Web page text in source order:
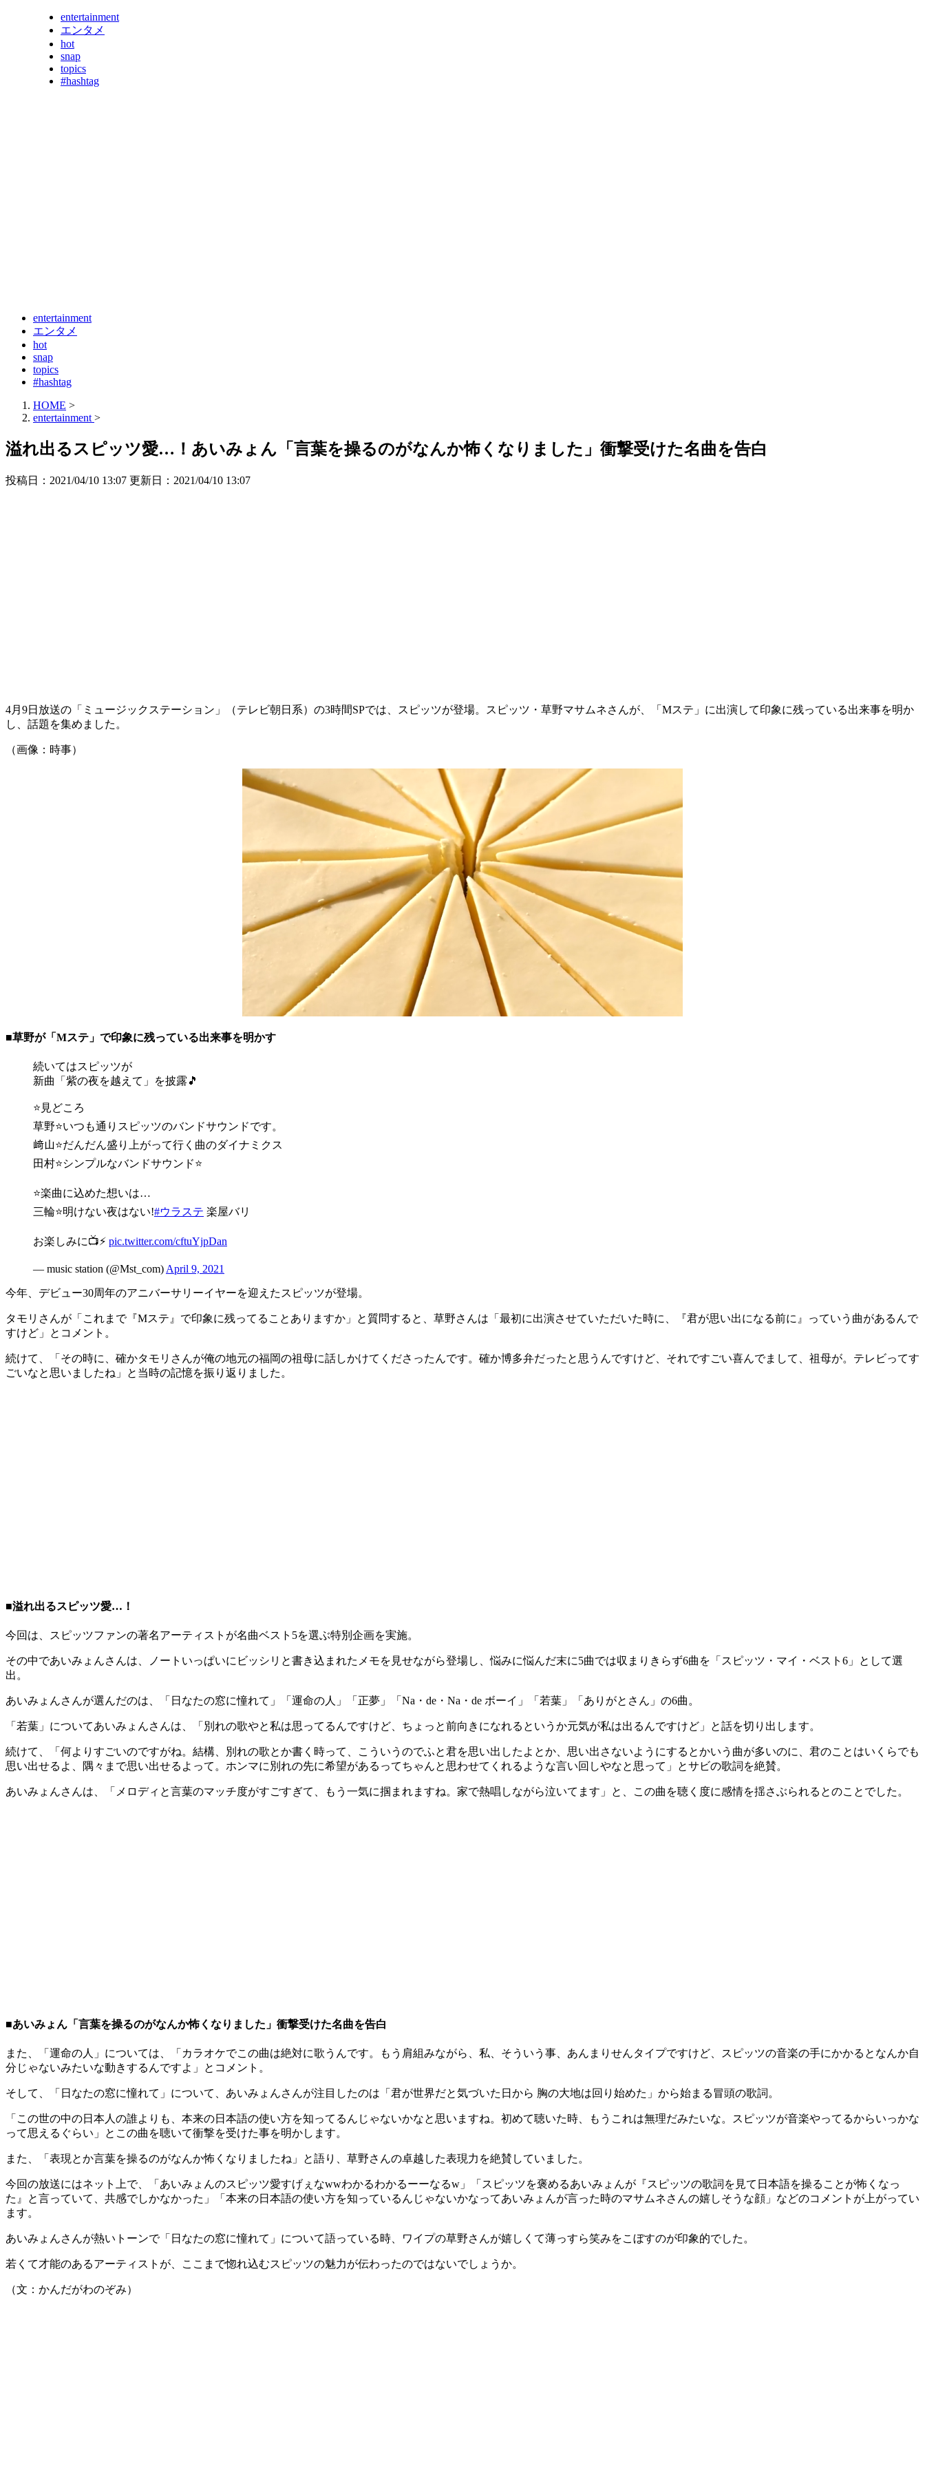
entertainment
エンタメ
hot
snap
topics
#hashtag
entertainment
エンタメ
hot
snap
topics
#hashtag
HOME >
entertainment >
溢れ出るスピッツ愛…！あいみょん「言葉を操るのがなんか怖くなりました」衝撃受けた名曲を告白
投稿日：2021/04/10 13:07 更新日： 2021/04/10 13:07
4月9日放送の「ミュージックステーション」（テレビ朝日系）の3時間SPでは、スピッツが登場。スピッツ・草野マサムネさんが、「Mステ」に出演して印象に残っている出来事を明か
し、話題を集めました。
（画像：時事）
■草野が「Mステ」で印象に残っている出来事を明かす
続いてはスピッツが
新曲「紫の夜を越えて」を披露🎵
⭐見どころ
草野⭐いつも通りスピッツのバンドサウンドです。
﨑山⭐だんだん盛り上がって行く曲のダイナミクス
田村⭐シンプルなバンドサウンド⭐
⭐楽曲に込めた想いは…
三輪⭐明けない夜はない!#ウラステ 楽屋バリ
お楽しみに📺⚡ pic.twitter.com/cftuYjpDan
— music station (@Mst_com) April 9, 2021
今年、デビュー30周年のアニバーサリーイヤーを迎えたスピッツが登場。
タモリさんが「これまで『Mステ』で印象に残ってることありますか」と質問すると、草野さんは「最初に出演させていただいた時に、『君が思い出になる前に』っていう曲があるんで
すけど」とコメント。
続けて、「その時に、確かタモリさんが俺の地元の福岡の祖母に話しかけてくださったんです。確か博多弁だったと思うんですけど、それですごい喜んでまして、祖母が。テレビってす
ごいなと思いましたね」と当時の記憶を振り返りました。
■溢れ出るスピッツ愛…！
今回は、スピッツファンの著名アーティストが名曲ベスト5を選ぶ特別企画を実施。
その中であいみょんさんは、ノートいっぱいにビッシリと書き込まれたメモを見せながら登場し、悩みに悩んだ末に5曲では収まりきらず6曲を「スピッツ・マイ・ベスト6」として選
出。
あいみょんさんが選んだのは、「日なたの窓に憧れて」「運命の人」「正夢」「Na・de・Na・de ボーイ」「若葉」「ありがとさん」の6曲。
「若葉」についてあいみょんさんは、「別れの歌やと私は思ってるんですけど、ちょっと前向きになれるというか元気が私は出るんですけど」と話を切り出します。
続けて、「何よりすごいのですがね。結構、別れの歌とか書く時って、こういうのでふと君を思い出したよとか、思い出さないようにするとかいう曲が多いのに、君のことはいくらでも
思い出せるよ、隅々まで思い出せるよって。ホンマに別れの先に希望があるってちゃんと思わせてくれるような言い回しやなと思って」とサビの歌詞を絶賛。
あいみょんさんは、「メロディと言葉のマッチ度がすごすぎて、もう一気に掴まれますね。家で熱唱しながら泣いてます」と、この曲を聴く度に感情を揺さぶられるとのことでした。
■あいみょん「言葉を操るのがなんか怖くなりました」衝撃受けた名曲を告白
また、「運命の人」については、「カラオケでこの曲は絶対に歌うんです。もう肩組みながら、私、そういう事、あんまりせんタイプですけど、スピッツの音楽の手にかかるとなんか自
分じゃないみたいな動きするんですよ」とコメント。
そして、「日なたの窓に憧れて」について、あいみょんさんが注目したのは「君が世界だと気づいた日から 胸の大地は回り始めた」から始まる冒頭の歌詞。
「この世の中の日本人の誰よりも、本来の日本語の使い方を知ってるんじゃないかなと思いますね。初めて聴いた時、もうこれは無理だみたいな。スピッツが音楽やってるからいっかな
って思えるぐらい」とこの曲を聴いて衝撃を受けた事を明かします。
また、「表現とか言葉を操るのがなんか怖くなりましたね」と語り、草野さんの卓越した表現力を絶賛していました。
今回の放送にはネット上で、「あいみょんのスピッツ愛すげぇなwwわかるわかるーーなるw」「スピッツを褒めるあいみょんが『スピッツの歌詞を見て日本語を操ることが怖くなっ
た』と言っていて、共感でしかなかった」「本来の日本語の使い方を知っているんじゃないかなってあいみょんが言った時のマサムネさんの嬉しそうな顔」などのコメントが上がってい
ます。
あいみょんさんが熱いトーンで「日なたの窓に憧れて」について語っている時、ワイプの草野さんが嬉しくて薄っすら笑みをこぼすのが印象的でした。
若くて才能のあるアーティストが、ここまで惚れ込むスピッツの魅力が伝わったのではないでしょうか。
（文：かんだがわのぞみ）